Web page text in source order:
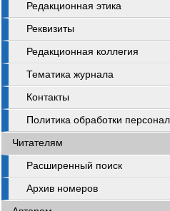
Редакционная этика
Реквизиты
Редакционная коллегия
Тематика журнала
Контакты
Политика обработки
Читателям
Расширенный поиск
Архив номеров